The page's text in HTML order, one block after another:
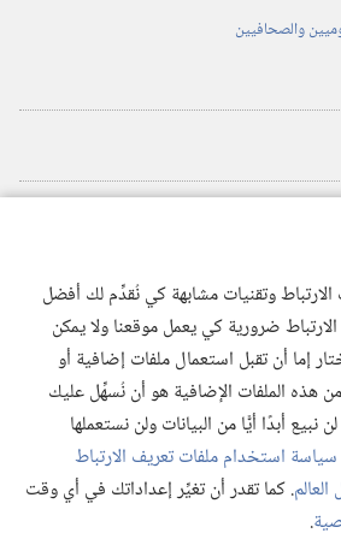
وتقنيات مشابهة كي نُقدِّم لك أفضل
ضرورية كي يعمل موقعنا ولا يمكن
إما أن تقبل استعمال ملفات إضافية أو
هذه الملفات الإضافية هو أن نُسهِّل عليك
نبيع أبدًا أيًّا من البيانات ولن نستعملها
سياسة استخدام ملفات تعريف الارتباط
. كما تقدر أن تغيِّر إعداداتك في أي وقت
.
والصحافيين
© 2026 .Watch Tower Bible and